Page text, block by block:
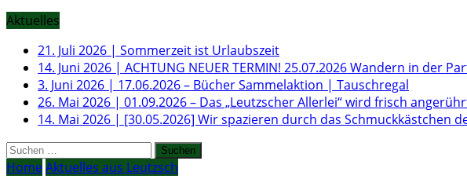
Aktuelles
21. Juli 2026 | Sommerzeit ist Urlaubszeit
14. Juni 2026 | ACHTUNG NEUER TERMIN! 25.07.2026 Wandern in der
3. Juni 2026 | 17.06.2026 – Bücher Sammelaktion | Tauschregal
26. Mai 2026 | 01.09.2026 – Das „Leutzscher Allerlei“ wird frisch
14. Mai 2026 | [30.05.2026] Wir spazieren durch das Schmuckkästchen
Suchen
nach:
HomeAktuelles aus Leutzsch